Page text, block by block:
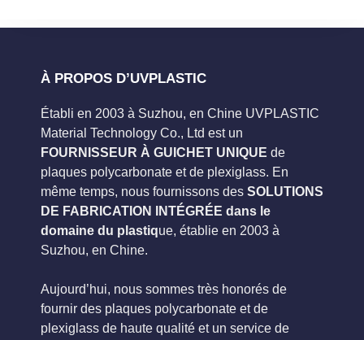
À PROPOS D’UVPLASTIC
Établi en 2003 à Suzhou, en Chine UVPLASTIC
Material Technology Co., Ltd est un
FOURNISSEUR À GUICHET UNIQUE de
plaques polycarbonate et de plexiglass. En
même temps, nous fournissons des SOLUTIONS
DE FABRICATION INTÉGRÉE dans le
domaine du plastique, établie en 2003 à
Suzhou, en Chine.
Aujourd’hui, nous sommes très honorés de
fournir des plaques polycarbonate et de
plexiglass de haute qualité et un service de